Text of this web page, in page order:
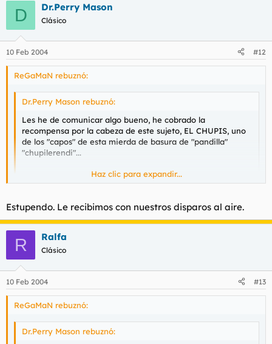
D Dr.Perry Mason
Clásico
10 Feb 2004 #12
ReGaMaN rebuznó:
Dr.Perry Mason rebuznó:
Les he de comunicar algo bueno, he cobrado la
recompensa por la cabeza de este sujeto, EL CHUPIS, uno
de los "capos" de esta mierda de basura de "pandilla"
"chupilerendi"...
Haz clic para expandir...
Estupendo, si me he registrado en este foro, es para ayudar a
la aniquilación de toda esta escoria que habita por aquí.
Haz clic para expandir...
Estupendo. Le recibimos con nuestros disparos al aire.
R Ralfa
Clásico
10 Feb 2004 #13
ReGaMaN rebuznó:
Dr.Perry Mason rebuznó: